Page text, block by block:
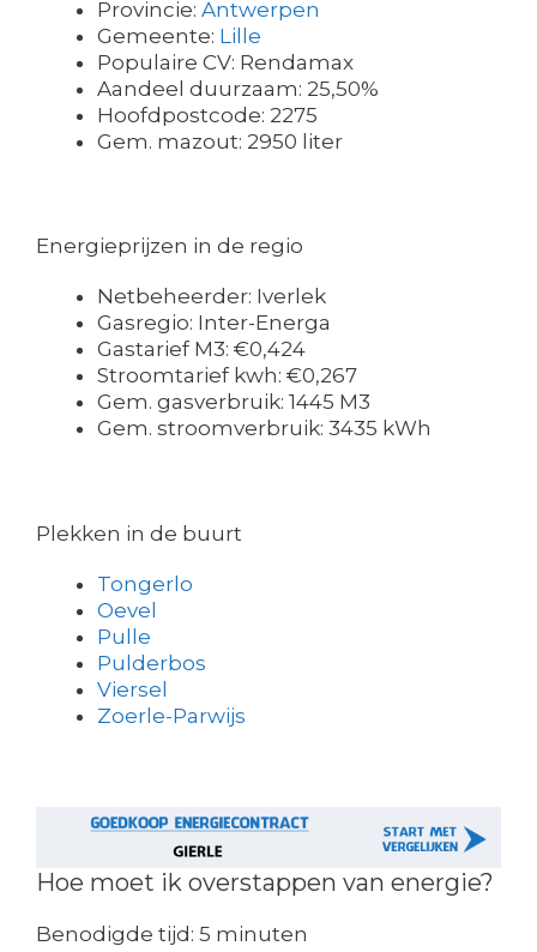
Provincie: Antwerpen
Gemeente: Lille
Populaire CV: Rendamax
Aandeel duurzaam: 25,50%
Hoofdpostcode: 2275
Gem. mazout: 2950 liter
Energieprijzen in de regio
Netbeheerder: Iverlek
Gasregio: Inter-Energa
Gastarief M3: €0,424
Stroomtarief kwh: €0,267
Gem. gasverbruik: 1445 M3
Gem. stroomverbruik: 3435 kWh
Plekken in de buurt
Tongerlo
Oevel
Pulle
Pulderbos
Viersel
Zoerle-Parwijs
Hoe moet ik overstappen van energie?
Benodigde tijd: 5 minuten